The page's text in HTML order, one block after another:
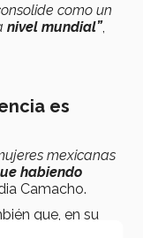
como un
nivel mundial”,
es
mexicanas
habiendo
Camacho.
que, en su